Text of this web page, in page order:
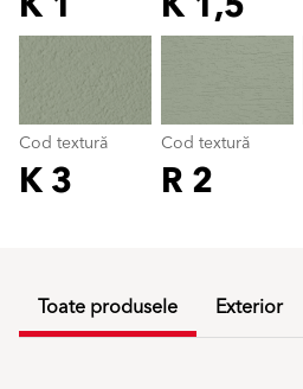
Cod textură
K 3
Cod textură
R 2
Cod textură
color_name
Toate produsele Exterior